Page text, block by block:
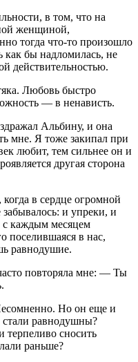
в том, что на
женщиной,
тогда что-то произошло
бы надломилась, не
действительностью.
Любовь быстро
— в ненависть.
Альбину, и она
мне. Я тоже закипал при
любит, тем сильнее он и
другая сторона
в сердце огромной
забывалось: и упреки, и
с каждым месяцем
поселившаяся в нас,
равнодушие.
повторяла мне: — Ты
Но он еще и
стали равнодушны?
сносить
раньше?